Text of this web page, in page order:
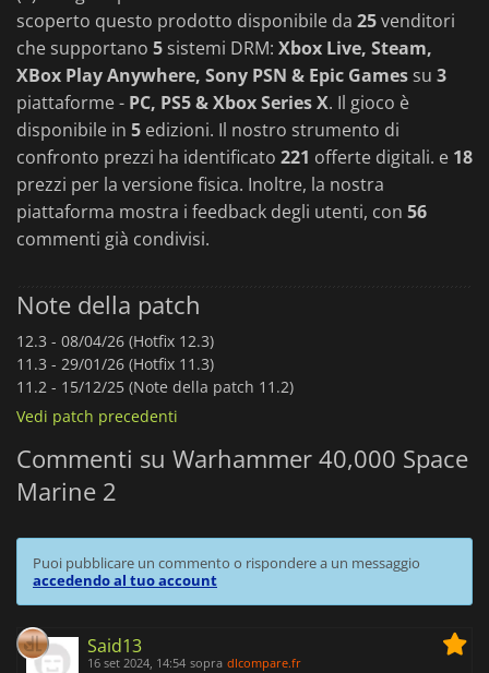
scoperto questo prodotto disponibile da 25venditori
che supportano 5 sistemi DRM: Xbox Live, Steam,
XBox Play Anywhere, Sony PSN & Epic Games su 3
piattaforme - PC, PS5 & Xbox Series X. Il gioco è
disponibile in 5 edizioni. Il nostro strumento di
confronto prezzi ha identificato 221 offerte digitali. e 18
prezzi per la versione fisica. Inoltre, la nostra
piattaforma mostra i feedback degli utenti, con 56
commenti già condivisi.
Note della patch
12.3 - 08/04/26 (Hotfix 12.3)
11.3 - 29/01/26 (Hotfix 11.3)
11.2 - 15/12/25 (Note della patch 11.2)
Vedi patch precedenti
Commenti su Warhammer 40,000 Space
Marine 2
Puoi pubblicare un commento o rispondere a un messaggio
accedendo al tuo account
Said13
16 set 2024, 14:54 sopra dlcompare.fr